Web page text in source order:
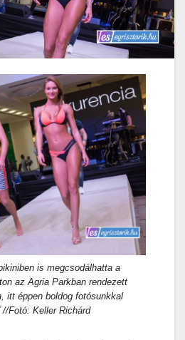
is megcsodálhatta a
az Agria Parkban rendezett
itt éppen boldog fotósunkkal
//Fotó: Keller Richárd